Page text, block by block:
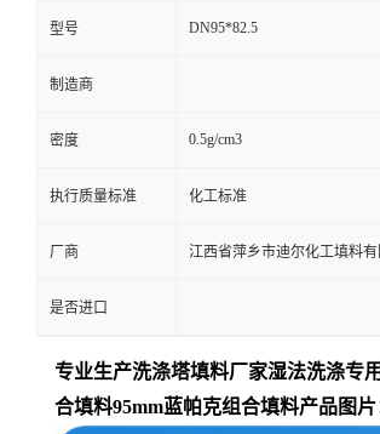
型号 DN95*82.5
制造商
密度 0.5g/cm3
执行质量标准 化工标准
厂商 江西省萍乡市迪尔化工填料有
是否进口
专业生产洗涤塔填料厂家湿法洗涤专
合填料95mm蓝帕克组合填料产品图片